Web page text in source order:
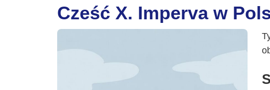
Cześć X. Imperva w
Informacje-Lokalne.PL